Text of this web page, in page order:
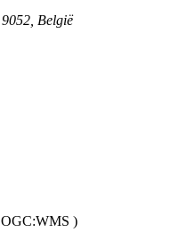
9052, België
OGC:WMS )